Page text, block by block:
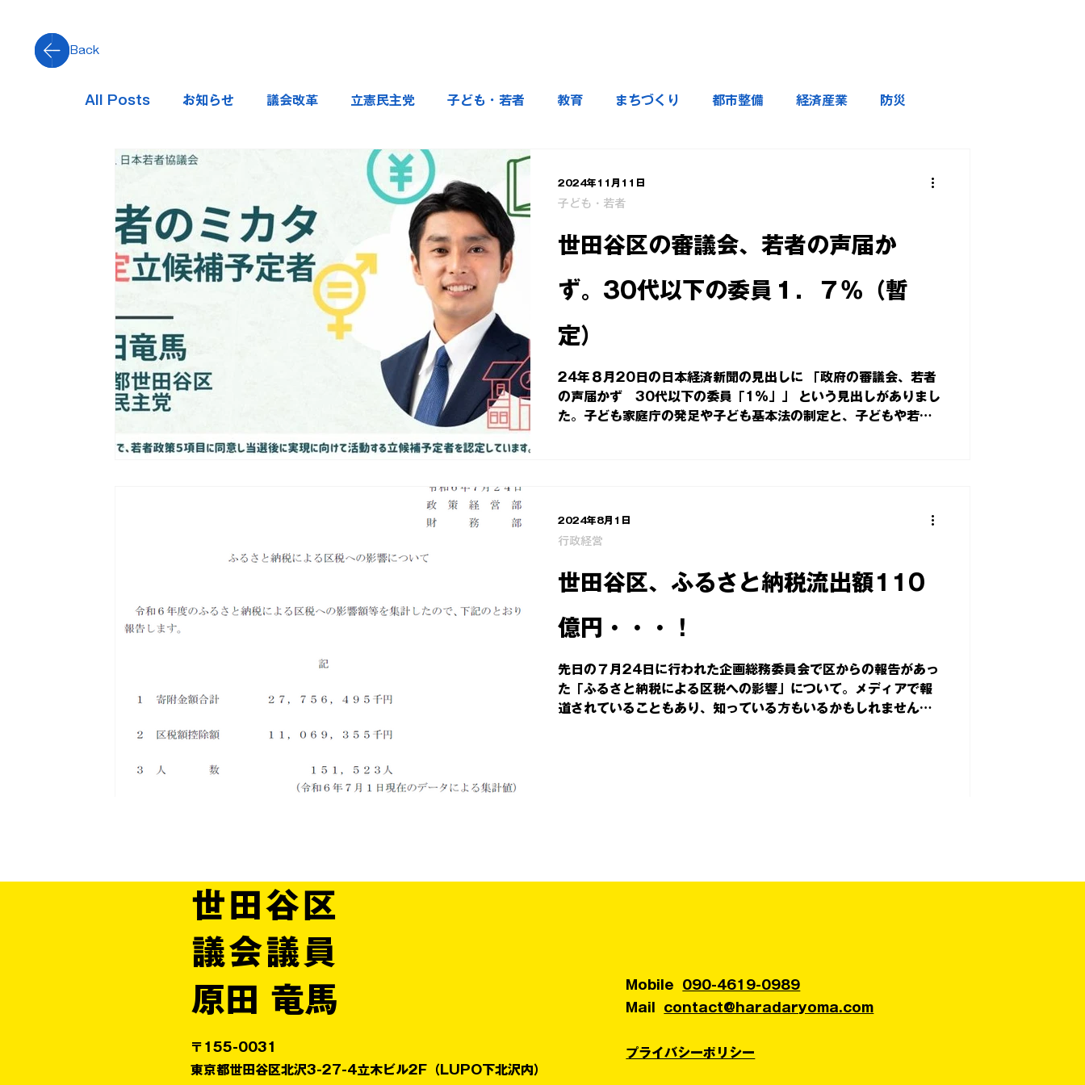
All Posts お知らせ 議会改革 立憲民主党 子ども・若者 教育 まちづくり 都市整備 経済産業 防災
行政経営
世田谷区の審議会、若者の声届か
ず。30代以下の委員１．７％（暫
定）
24年８月20日の日本経済新聞の見出しに 「政府の審議会、若者
の声届かず 30代以下の委員「1%」」 という見出しがありまし
た。子ども家庭庁の発足や子ども基本法の制定と、子どもや若者
子ども・若者
2024年11月11日
世田谷区、ふるさと納税流出額110
億円・・・！
先日の７月24日に行われた企画総務委員会で区からの報告があっ
た「ふるさと納税による区税への影響」について。メディアで報
道されていることもあり、知っている方もいるかもしれません
行政経営
2024年8月1日
世田谷区
議会議員
Mobile 090-4619-0989
Mail contact@haradaryoma.com
プライバシーポリシー
原田 竜馬
〒155-0031
東京都世田谷区北沢3-27-4立木ビル2F（LUPO下北沢内）
Back